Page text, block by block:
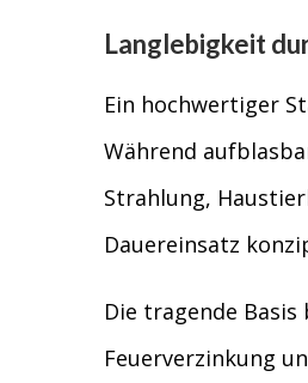
Langlebigkeit
Ein hochwertiger
Während
Strahlung,
Dauereinsatz
Die tragende
Feuerverzinkung